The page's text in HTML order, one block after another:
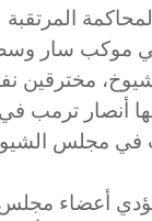
المرتقبة
به في موكب
مخترقين
ترمب في 6 كانون الثاني.
أعضاء